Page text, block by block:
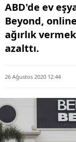
ABD'de ev
Beyond,
ağırlık
azalttı.
26 Ağustos 2020 12:44